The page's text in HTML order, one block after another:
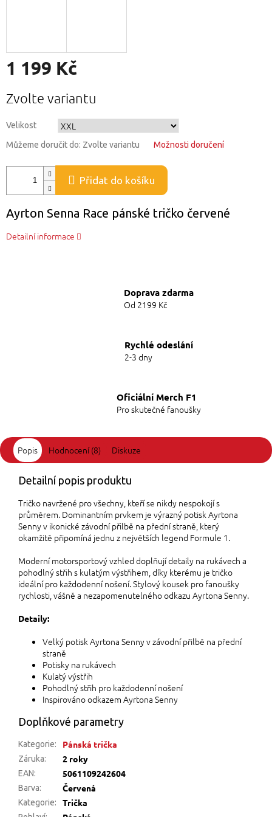
1 199 Kč
cena:
Zvolte variantu
Velikost
Můžeme doručit do: Zvolte variantu Možnosti doručení
Přidat do košíku
Ayrton Senna Race pánské tričko červené
Detailní informace
Doprava zdarma
Od 2199 Kč
Rychlé odeslání
2-3 dny
Oficiální Merch F1
Pro skutečné fanoušky
Popis Hodnocení (8) Diskuze
Detailní popis produktu
Tričko navržené pro všechny, kteří se nikdy nespokojí s
průměrem. Dominantním prvkem je výrazný potisk Ayrtona
Senny v ikonické závodní přilbě na přední straně, který
okamžitě připomíná jednu z největších legend Formule 1.
Moderní motorsportový vzhled doplňují detaily na rukávech a
pohodlný střih s kulatým výstřihem, díky kterému je tričko
ideální pro každodenní nošení. Stylový kousek pro fanoušky
rychlosti, vášně a nezapomenutelného odkazu Ayrtona Senny.
Detaily:
Velký potisk Ayrtona Senny v závodní přilbě na přední
straně
Potisky na rukávech
Kulatý výstřih
Pohodlný střih pro každodenní nošení
Inspirováno odkazem Ayrtona Senny
Doplňkové parametry
Kategorie: Pánská trička
Záruka: 2 roky
EAN: 5061109242604
Barva: Červená
Kategorie: Trička